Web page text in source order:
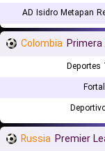
AD Isidro Metapan
Colombia Primera
Deportes
Russia Premier